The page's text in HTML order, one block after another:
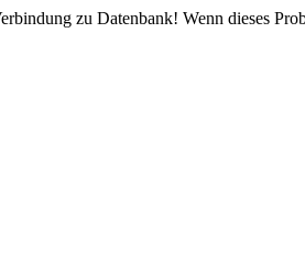
zu Datenbank! Wenn dieses